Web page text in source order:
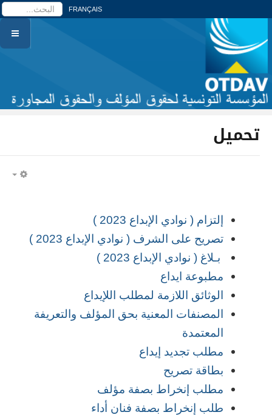
FRANÇAIS
تحميل
إلتزام ( نوادي الإبداع 2023 )
تصريح على الشرف ( نوادي الإبداع 2023 )
بـلاغ ( نوادي الإبداع 2023 )
مطبوعة ايداع
الوثائق اللازمة لمطلب اللإيداع
المصنفات المعنية بحق المؤلف والتعريفة
المعتمدة
مطلب تجديد إيداع
بطاقة تصريح
مطلب إنخراط بصفة مؤلف
طلب إنخراط بصفة فنان أداء